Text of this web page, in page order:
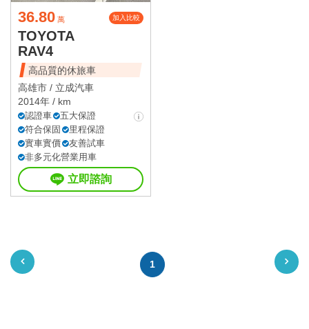
36.80 萬 加入比較
TOYOTA
RAV4
高品質的休旅車
高雄市 / 立成汽車
2014年 / km
認證車
五大保證
符合保固
里程保證
實車實價
友善試車
非多元化營業用車
立即諮詢
1